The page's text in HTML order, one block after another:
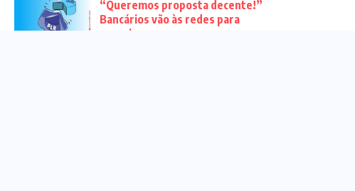
“Queremos proposta decente!”
Bancários vão às redes para
pressionar a...